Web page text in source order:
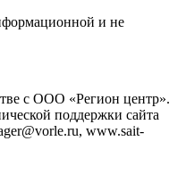
и не
с ООО «Регион центр».
поддержки сайта
www.sait-